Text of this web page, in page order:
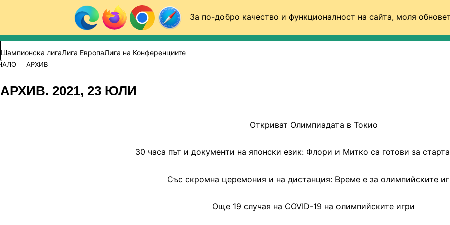
За по-добро качество и функционалност на сайта, моля
Към съдържанието
Търси в сайта
ВИДЕО ФУТБОЛ (БГ)
Шампионска лигаЛига ЕвропаЛига на Конференциите
АРХИВ
АРХИВ. 2021, 23 ЮЛИ
Откриват Олимпиадата в Токио
30 часа път и документи на японски език: Флори и Митко са готови за
Със скромна церемония и на дистанция: Време е за олимпийските
Още 19 случая на COVID-19 на олимпийските игри